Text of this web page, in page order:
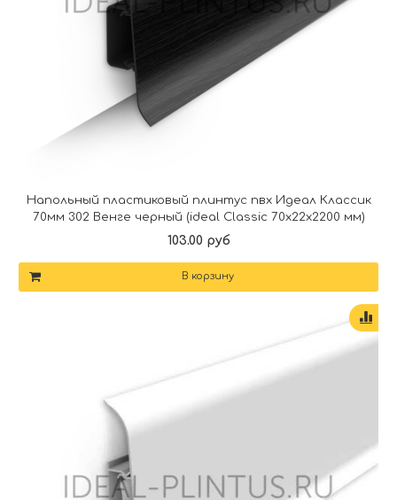
Напольный пластиковый плинтус пвх Идеал Классик
70мм 302 Венге черный (ideal Classic 70х22х2200 мм)
103.00 руб
В корзину